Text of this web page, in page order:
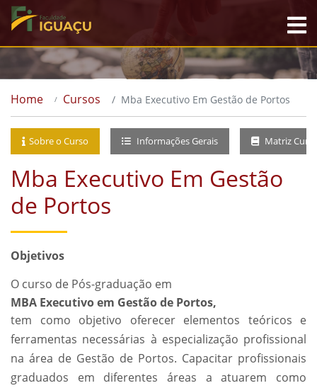
Home Cursos Mba Executivo Em Gestão de Portos
Sobre o Curso Informações Gerais Matriz
Mba Executivo Em Gestão
de Portos
Objetivos
O curso de Pós-graduação em
MBA Executivo em Gestão de Portos,
tem como objetivo oferecer elementos teóricos e
ferramentas necessárias à especialização profissional
na área de Gestão de Portos. Capacitar profissionais
graduados em diferentes áreas a atuarem como